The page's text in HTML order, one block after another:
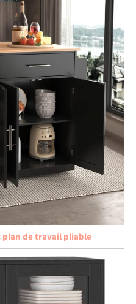
plan de travail pliable